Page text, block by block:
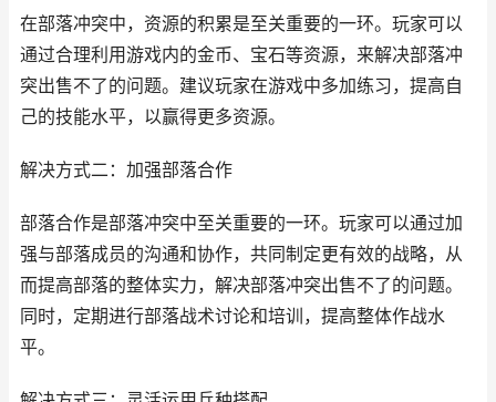
在部落冲突中，资源的积累是至关重要的一环。玩家可以
通过合理利用游戏内的金币、宝石等资源，来解决部落冲
突出售不了的问题。建议玩家在游戏中多加练习，提高自
己的技能水平，以赢得更多资源。
解决方式二：加强部落合作
部落合作是部落冲突中至关重要的一环。玩家可以通过加
强与部落成员的沟通和协作，共同制定更有效的战略，从
而提高部落的整体实力，解决部落冲突出售不了的问题。
同时，定期进行部落战术讨论和培训，提高整体作战水
平。